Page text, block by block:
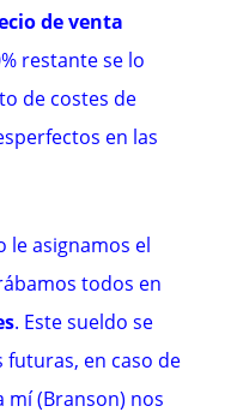
de venta
restante se lo
de costes de
en las
le asignamos el
todos en
. Este sueldo se
futuras, en caso de
mí (Branson) nos